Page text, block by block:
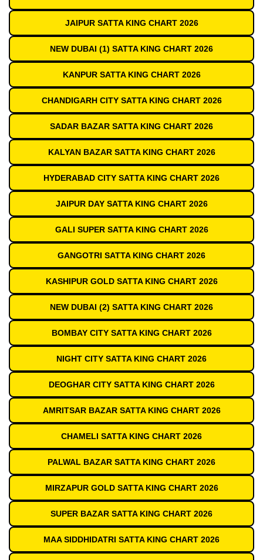
JAIPUR SATTA KING CHART 2026
NEW DUBAI (1) SATTA KING CHART 2026
KANPUR SATTA KING CHART 2026
CHANDIGARH CITY SATTA KING CHART 2026
SADAR BAZAR SATTA KING CHART 2026
KALYAN BAZAR SATTA KING CHART 2026
HYDERABAD CITY SATTA KING CHART 2026
JAIPUR DAY SATTA KING CHART 2026
GALI SUPER SATTA KING CHART 2026
GANGOTRI SATTA KING CHART 2026
KASHIPUR GOLD SATTA KING CHART 2026
NEW DUBAI (2) SATTA KING CHART 2026
BOMBAY CITY SATTA KING CHART 2026
NIGHT CITY SATTA KING CHART 2026
DEOGHAR CITY SATTA KING CHART 2026
AMRITSAR BAZAR SATTA KING CHART 2026
CHAMELI SATTA KING CHART 2026
PALWAL BAZAR SATTA KING CHART 2026
MIRZAPUR GOLD SATTA KING CHART 2026
SUPER BAZAR SATTA KING CHART 2026
MAA SIDDHIDATRI SATTA KING CHART 2026